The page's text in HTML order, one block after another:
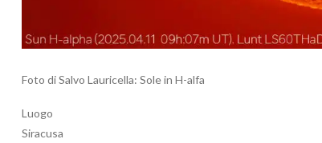
Foto di Salvo Lauricella: Sole in H-alfa
Luogo
Siracusa